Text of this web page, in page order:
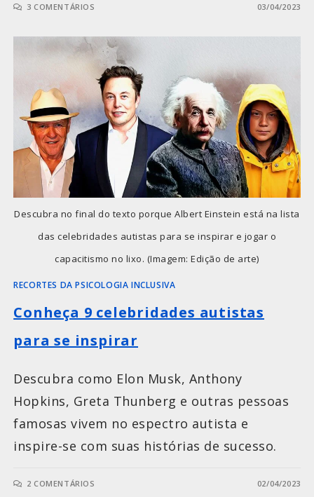
3 COMENTÁRIOS 03/04/2023
Descubra no final do texto porque Albert Einstein está na lista
das celebridades autistas para se inspirar e jogar o
capacitismo no lixo. (Imagem: Edição de arte)
RECORTES DA PSICOLOGIA INCLUSIVA
Conheça 9 celebridades autistas
para se inspirar
Descubra como Elon Musk, Anthony
Hopkins, Greta Thunberg e outras pessoas
famosas vivem no espectro autista e
inspire-se com suas histórias de sucesso.
2 COMENTÁRIOS 02/04/2023